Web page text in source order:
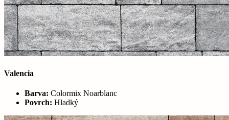
Valencia
Barva: Colormix Noarblanc
Povrch: Hladký